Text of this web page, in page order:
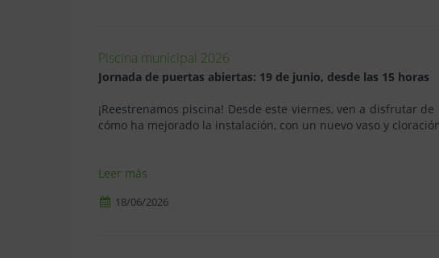
Piscina municipal 2026
Jornada de puertas abiertas: 19 de junio, desde las 15 horas
¡Reestrenamos piscina! Desde este viernes, ven a disfrutar
cómo ha mejorado la instalación, con un nuevo vaso y
Leer más
18/06/2026